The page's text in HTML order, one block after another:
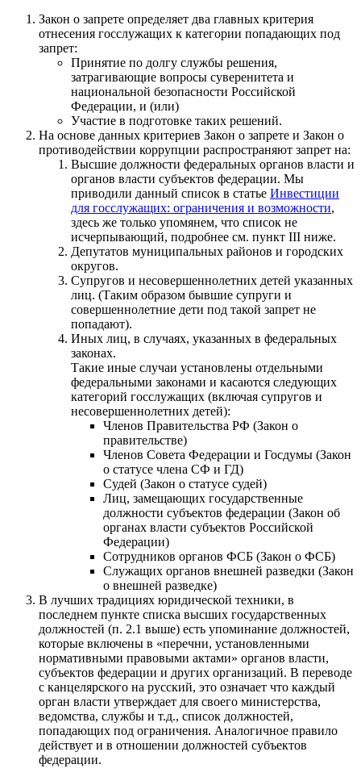
Закон о запрете определяет два главных критерия
отнесения госслужащих к категории попадающих под
запрет:
Принятие по долгу службы решения,
затрагивающие вопросы суверенитета и
национальной безопасности Российской
Федерации, и (или)
Участие в подготовке таких решений.
На основе данных критериев Закон о запрете и Закон о
противодействии коррупции распространяют запрет на:
Высшие должности федеральных органов власти и
органов власти субъектов федерации. Мы
приводили данный список в статье Инвестиции
для госслужащих: ограничения и возможности,
здесь же только упомянем, что список не
исчерпывающий, подробнее см. пункт III ниже.
Депутатов муниципальных районов и городских
округов.
Супругов и несовершеннолетних детей указанных
лиц. (Таким образом бывшие супруги и
совершеннолетние дети под такой запрет не
попадают).
Иных лиц, в случаях, указанных в федеральных
законах.
Такие иные случаи установлены отдельными
федеральными законами и касаются следующих
категорий госслужащих (включая супругов и
несовершеннолетних детей):
Членов Правительства РФ (Закон о
правительстве)
Членов Совета Федерации и Госдумы (Закон
о статусе члена СФ и ГД)
Судей (Закон о статусе судей)
Лиц, замещающих государственные
должности субъектов федерации (Закон об
органах власти субъектов Российской
Федерации)
Сотрудников органов ФСБ (Закон о ФСБ)
Cлужащих органов внешней разведки (Закон
о внешней разведке)
В лучших традициях юридической техники, в
последнем пункте списка высших государственных
должностей (п. 2.1 выше) есть упоминание должностей,
которые включены в «перечни, установленными
нормативными правовыми актами» органов власти,
субъектов федерации и других организаций. В переводе
с канцелярского на русский, это означает что каждый
орган власти утверждает для своего министерства,
ведомства, службы и т.д., список должностей,
попадающих под ограничения. Аналогичное правило
действует и в отношении должностей субъектов
федерации.